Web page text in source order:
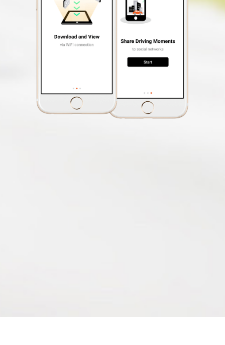
Automatyczne
Alert przekroczenia
prędkości